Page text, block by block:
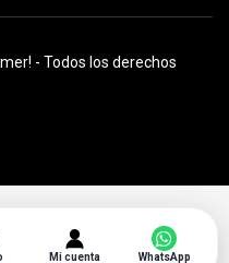
- Todos los derechos
Mi cuenta